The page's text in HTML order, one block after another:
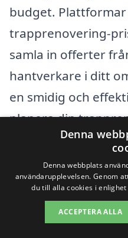
budget. Plattformar
trapprenovering-
samla in offerter
hantverkare i ditt
en smidig och
planera din
Få 3
förpliktelser
Denna
Denna webbplats
användarupplevelsen. Genom
du till alla cookies i
ACCEPTERA ALLA